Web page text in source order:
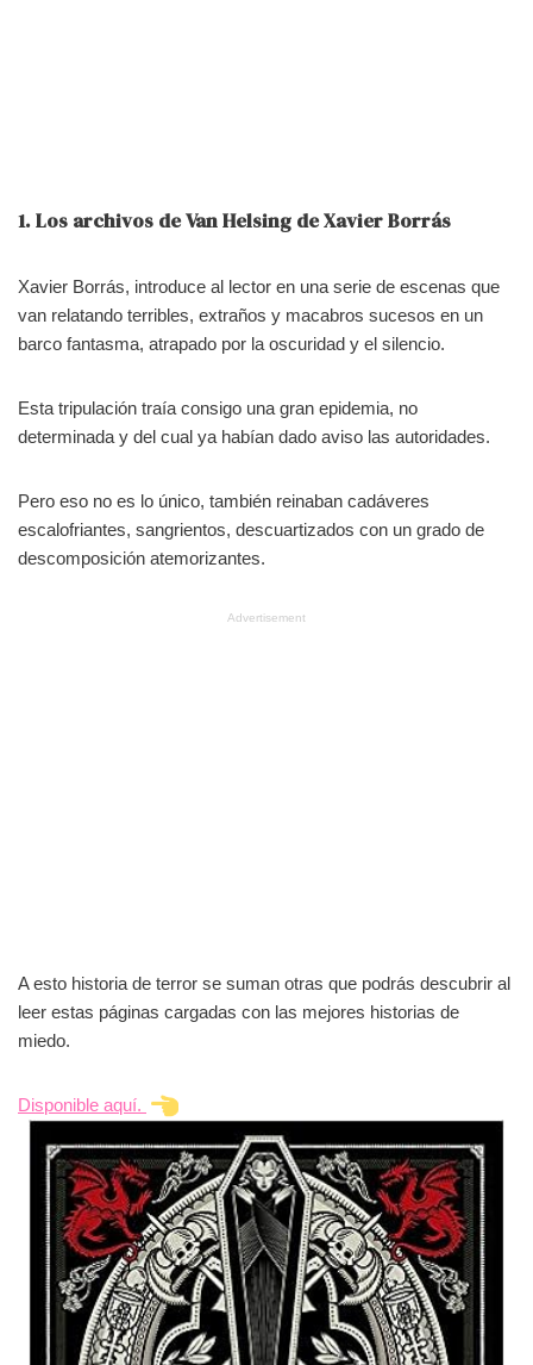
1.Los archivos de Van Helsing de Xavier Borrás
Xavier Borrás, introduce al lector en una serie de escenas que
van relatando terribles, extraños y macabros sucesos en un
barco fantasma, atrapado por la oscuridad y el silencio.
Esta tripulación traía consigo una gran epidemia, no
determinada y del cual ya habían dado aviso las autoridades.
Pero eso no es lo único, también reinaban cadáveres
escalofriantes, sangrientos, descuartizados con un grado de
descomposición atemorizantes.
Advertisement
A esto historia de terror se suman otras que podrás descubrir al
leer estas páginas cargadas con las mejores historias de
miedo.
Disponible aquí.